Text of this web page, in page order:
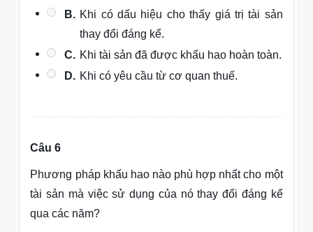
B. Khi có dấu hiệu cho thấy giá trị tài sản
thay đổi đáng kể.
C. Khi tài sản đã được khấu hao hoàn toàn.
D. Khi có yêu cầu từ cơ quan thuế.
Câu 6
Phương pháp khấu hao nào phù hợp nhất cho một
tài sản mà việc sử dụng của nó thay đổi đáng kể
qua các năm?